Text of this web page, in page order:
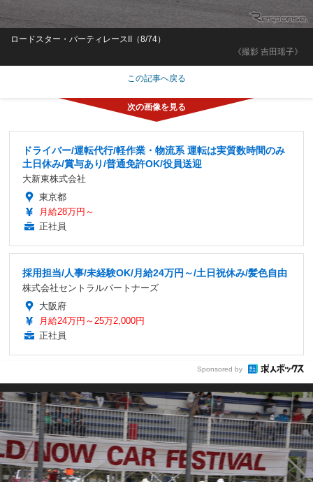
《撮影 吉田瑶子》
ロードスター・パーティレースII（8/74）
この記事へ戻る
ドライバー/運転代行/軽作業・物流系 運転は実質数時間のみ
土日休み/賞与あり/普通免許OK/役員送迎
大新東株式会社
東京都
月給28万円～
正社員
採用担当/人事/未経験OK/月給24万円～/土日祝休み/髪色自由
株式会社セントラルパートナーズ
大阪府
月給24万円～25万2,000円
正社員
Sponsored by